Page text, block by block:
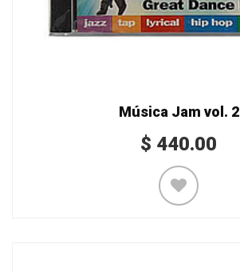
Música Jam vol. 2
$ 440.00